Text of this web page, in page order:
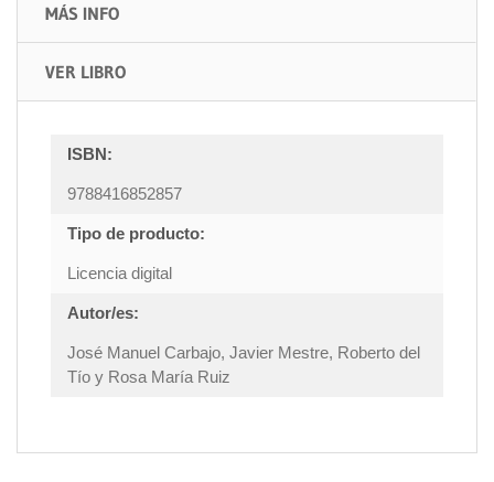
MÁS INFO
VER LIBRO
ISBN:
9788416852857
Tipo de producto:
Licencia digital
Autor/es:
José Manuel Carbajo, Javier Mestre, Roberto del
Tío y Rosa María Ruiz